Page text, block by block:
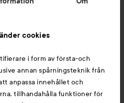
cookies
i form av första-och
annan spårningsteknik från
anpassa innehållet och
tillhandahålla funktioner för